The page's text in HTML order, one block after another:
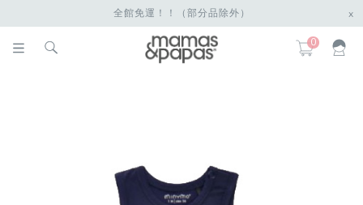
全館免運！！（部分品除外） x
0